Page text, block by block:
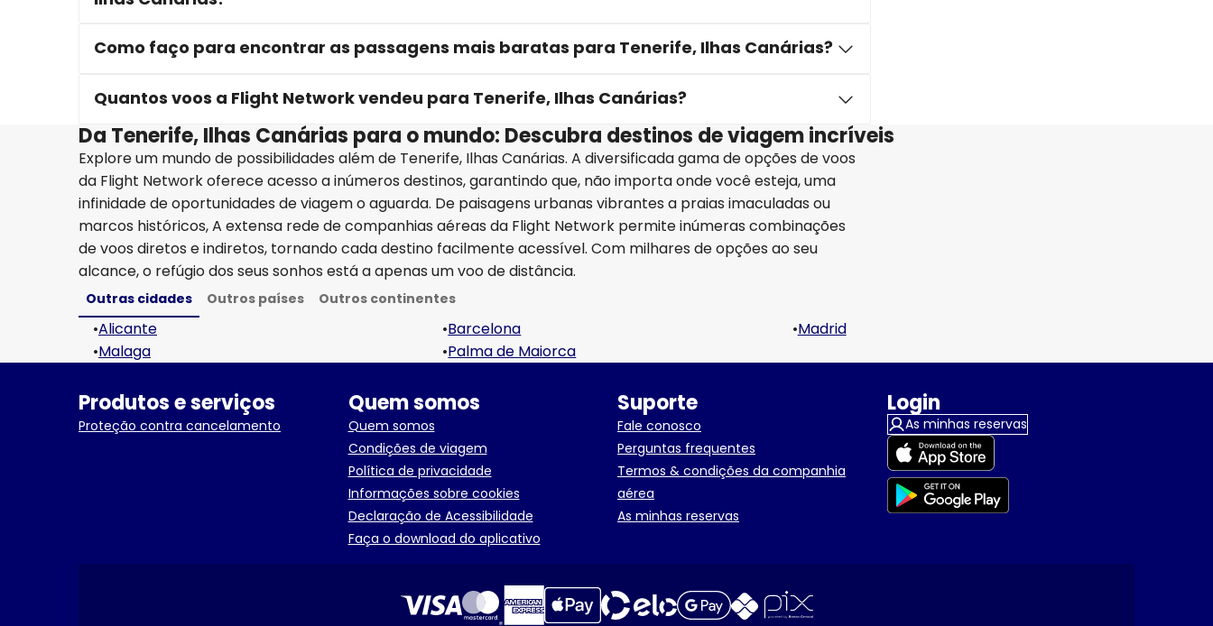
Como faço para encontrar as passagens mais baratas para Tenerife, Ilhas Canárias?
Quantos voos a Flight Network vendeu para Tenerife, Ilhas Canárias?
Da Tenerife, Ilhas Canárias para o mundo: Descubra destinos de viagem incríveis
Explore um mundo de possibilidades além de Tenerife, Ilhas Canárias. A diversificada gama de opções de voos
da Flight Network oferece acesso a inúmeros destinos, garantindo que, não importa onde você esteja, uma
infinidade de oportunidades de viagem o aguarda. De paisagens urbanas vibrantes a praias imaculadas ou
marcos históricos, A extensa rede de companhias aéreas da Flight Network permite inúmeras combinações
de voos diretos e indiretos, tornando cada destino facilmente acessível. Com milhares de opções ao seu
alcance, o refúgio dos seus sonhos está a apenas um voo de distância.
Outras cidades Outros países Outros continentes
•Alicante •Barcelona •Madrid
•Malaga •Palma de Maiorca
Produtos e serviços
Proteção contra cancelamento
Quem somos
Quem somos
Condições de viagem
Política de privacidade
Informações sobre cookies
Declaração de Acessibilidade
Faça o download do aplicativo
Suporte
Fale conosco
Perguntas frequentes
Termos & condições da companhia
aérea
As minhas reservas
Login
As minhas reservas